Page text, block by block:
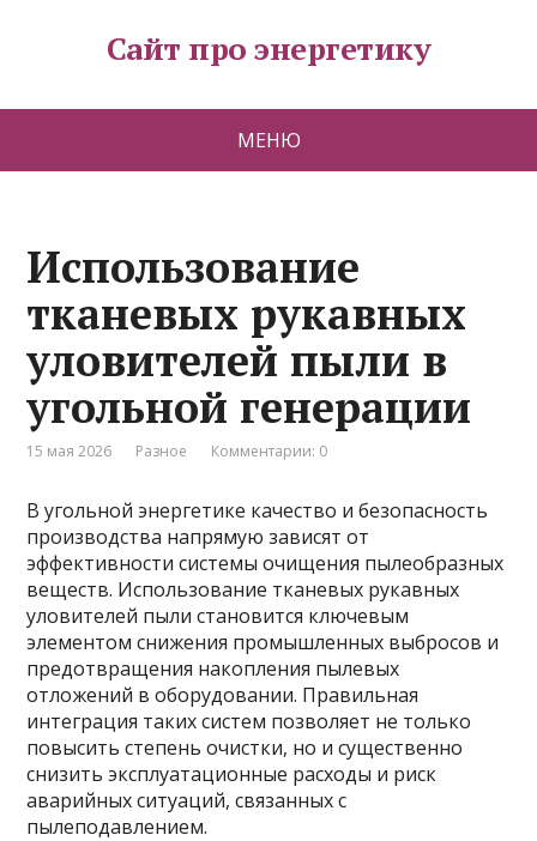
Сайт про энергетику
МЕНЮ
Использование
тканевых рукавных
уловителей пыли в
угольной генерации
15 мая 2026 Разное Комментарии: 0
В угольной энергетике качество и безопасность
производства напрямую зависят от
эффективности системы очищения пылеобразных
веществ. Использование тканевых рукавных
уловителей пыли становится ключевым
элементом снижения промышленных выбросов и
предотвращения накопления пылевых
отложений в оборудовании. Правильная
интеграция таких систем позволяет не только
повысить степень очистки, но и существенно
снизить эксплуатационные расходы и риск
аварийных ситуаций, связанных с
пылеподавлением.